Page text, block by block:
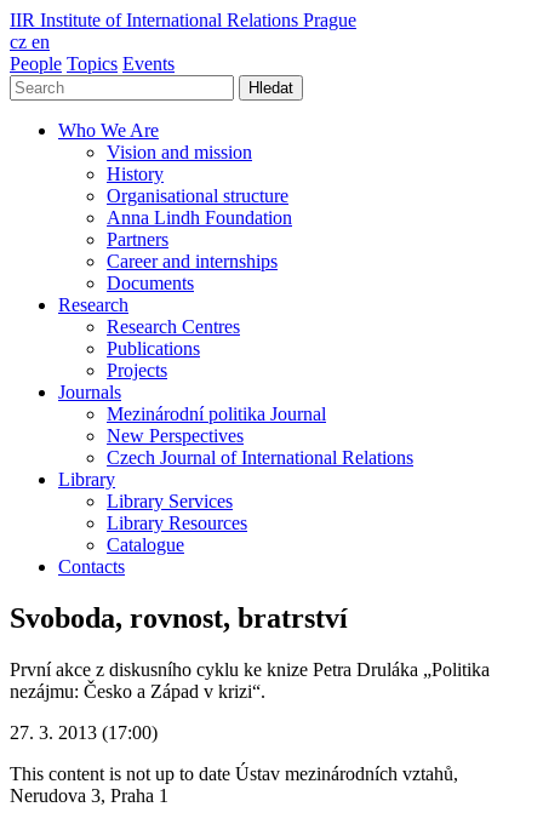
IIR Institute of International Relations Prague
cz en
People Topics Events
Hledat
Who We Are
Vision and mission
History
Organisational structure
Anna Lindh Foundation
Partners
Career and internships
Documents
Research
Research Centres
Publications
Projects
Journals
Mezinárodní politika Journal
New Perspectives
Czech Journal of International Relations
Library
Library Services
Library Resources
Catalogue
Contacts
Svoboda, rovnost, bratrství
První akce z diskusního cyklu ke knize Petra Druláka „Politika
nezájmu: Česko a Západ v krizi“.
27. 3. 2013 (17:00)
This content is not up to date Ústav mezinárodních vztahů,
Nerudova 3, Praha 1